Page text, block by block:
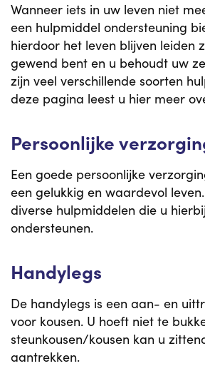
Wanneer iets in uw leven niet
een hulpmiddel ondersteuning
hierdoor het leven blijven leiden
gewend bent en u behoudt uw
zijn veel verschillende soorten
deze pagina leest u hier meer
Persoonlijke
Een goede persoonlijke
een gelukkig en waardevol
diverse hulpmiddelen die u
ondersteunen.
Handylegs
De handylegs is een aan- en
voor kousen. U hoeft niet te
steunkousen/kousen kan u
aantrekken.